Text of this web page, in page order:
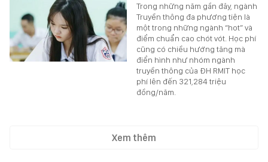
Trong những năm gần đây, ngành
Truyền thông đa phương tiện là
một trong những ngành “hot” và
điểm chuẩn cao chót vót. Học phí
cũng có chiều hướng tăng mà
điển hình như nhóm ngành
truyền thông của ĐH RMIT học
phí lên đến 321,284 triệu
đồng/năm.
Xem thêm